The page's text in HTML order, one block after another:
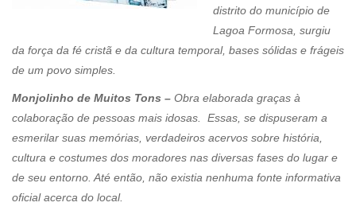
distrito do município de
Lagoa Formosa, surgiu
da força da fé cristã e da cultura temporal, bases sólidas e frágeis
de um povo simples.
Monjolinho de Muitos Tons – Obra elaborada graças à
colaboração de pessoas mais idosas. Essas, se dispuseram a
esmerilar suas memórias, verdadeiros acervos sobre história,
cultura e costumes dos moradores nas diversas fases do lugar e
de seu entorno. Até então, não existia nenhuma fonte informativa
oficial acerca do local.